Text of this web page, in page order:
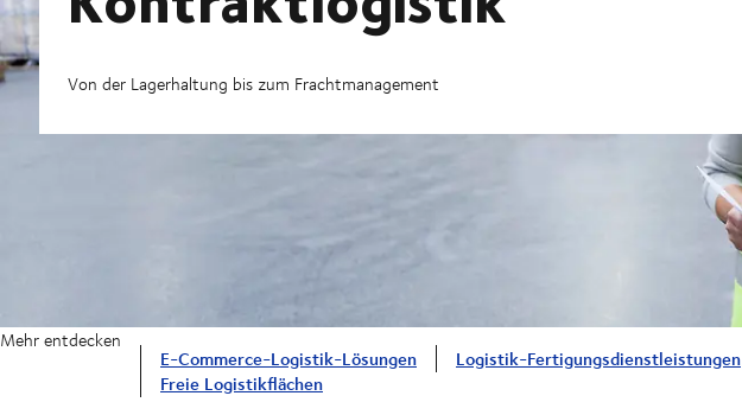
Von der Lagerhaltung bis zum Frachtmanagement
Mehr entdecken
E-Commerce-Logistik-Lösungen Logistik-Fertigungsdienstleistungen
Freie Logistikflächen